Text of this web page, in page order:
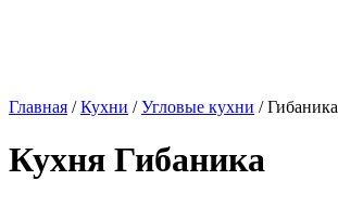
Главная /Кухни /Угловые кухни / Гибаника
Кухня Гибаника